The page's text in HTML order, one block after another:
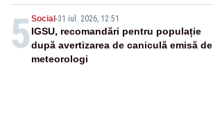
5 Social -31 iul. 2026, 12:51
IGSU, recomandări pentru populație
după avertizarea de caniculă emisă de
meteorologi